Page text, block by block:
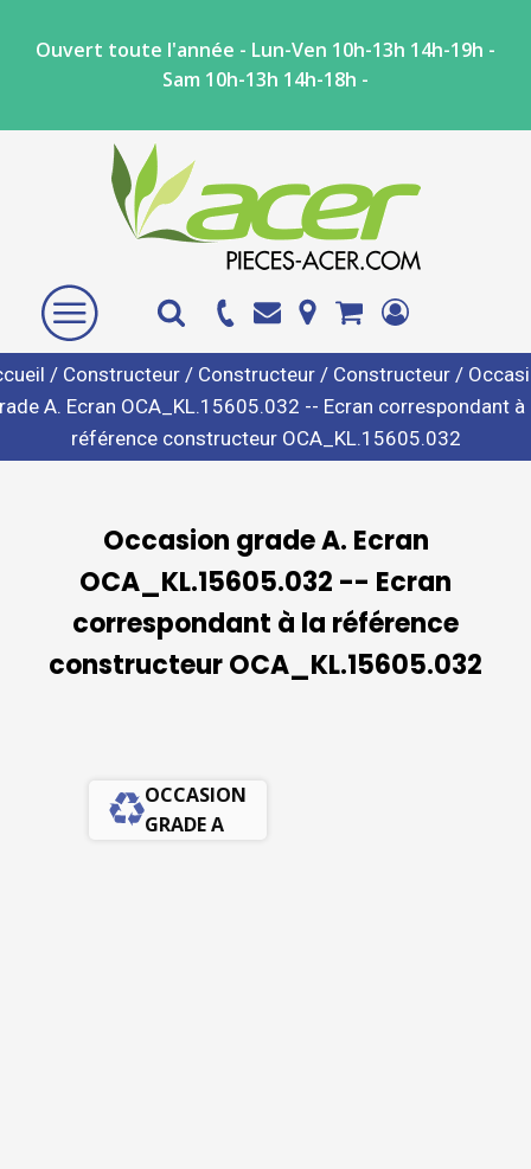
Ouvert toute l'année - Lun-Ven 10h-13h 14h-19h -
Sam 10h-13h 14h-18h -
/ Constructeur/ Constructeur/ Constructeur/
A. Ecran OCA_KL.15605.032 -- Ecran correspondant à
référence constructeur OCA_KL.15605.032
Occasion grade A. Ecran
OCA_KL.15605.032 -- Ecran
correspondant à la référence
constructeur OCA_KL.15605.032
OCCASION
GRADE A